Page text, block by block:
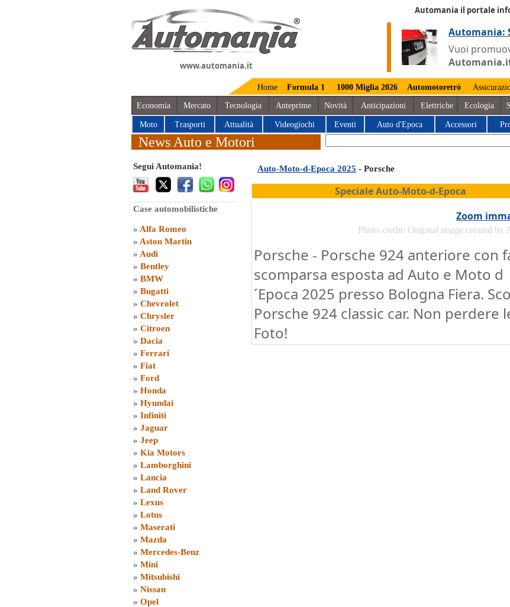
www.automania.it
Automania il portale
Automania:
Vuoi
Home Formula 1 1000 Miglia 2026 Automotoretrò
Economia Mercato Tecnologia Anteprime Novità Anticipazioni Elettriche Ecologia
Moto Trasporti Attualità Videogiochi Eventi Auto d'Epoca Accessori
News Auto e Motori
Segui Automania!
Case automobilistiche
» Alfa Romeo
» Aston Martin
» Audi
» Bentley
» BMW
» Bugatti
» Chevrolet
» Chrysler
» Citroen
» Dacia
» Ferrari
» Fiat
» Ford
» Honda
» Hyundai
» Infiniti
» Jaguar
» Jeep
» Kia Motors
» Lamborghini
» Lancia
» Land Rover
» Lexus
» Lotus
» Maserati
» Mazda
» Mercedes-Benz
» Mini
» Mitsubishi
» Nissan
» Opel
Auto-Moto-d-Epoca 2025 - Porsche
Speciale Auto-Moto-d-Epoca
Zoom
Photo credit: Original image created by
Porsche - Porsche 924 anteriore con
scomparsa esposta ad Auto e Moto d
´Epoca 2025 presso Bologna Fiera.
Porsche 924 classic car. Non perdere
Foto!